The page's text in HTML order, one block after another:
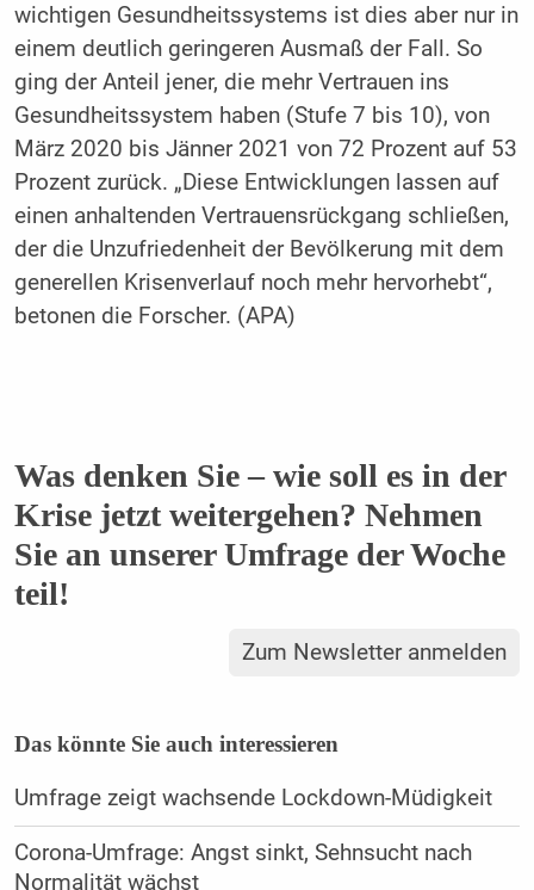
wichtigen Gesundheitssystems ist dies aber nur in
einem deutlich geringeren Ausmaß der Fall. So
ging der Anteil jener, die mehr Vertrauen ins
Gesundheitssystem haben (Stufe 7 bis 10), von
März 2020 bis Jänner 2021 von 72 Prozent auf 53
Prozent zurück. „Diese Entwicklungen lassen auf
einen anhaltenden Vertrauensrückgang schließen,
der die Unzufriedenheit der Bevölkerung mit dem
generellen Krisenverlauf noch mehr hervorhebt“,
betonen die Forscher. (APA)
Was denken Sie – wie soll es in der
Krise jetzt weitergehen? Nehmen
Sie an unserer Umfrage der Woche
teil!
Zum Newsletter anmelden
Das könnte Sie auch interessieren
Umfrage zeigt wachsende Lockdown-Müdigkeit
Corona-Umfrage: Angst sinkt, Sehnsucht nach
Normalität wächst